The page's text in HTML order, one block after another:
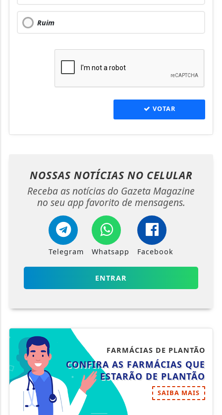
Ruim
VOTAR
NOSSAS NOTÍCIAS NO CELULAR
Receba as notícias do Gazeta Magazine
no seu app favorito de mensagens.
Telegram Whatsapp Facebook
ENTRAR
FARMÁCIAS DE PLANTÃO
CONFIRA AS FARMÁCIAS QUE
ESTARÃO DE PLANTÃO
SAIBA MAIS